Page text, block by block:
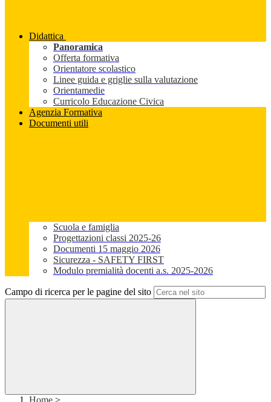
Didattica
Panoramica
Offerta formativa
Orientatore scolastico
Linee guida e griglie sulla valutazione
Orientamedie
Curricolo Educazione Civica
Agenzia Formativa
Documenti utili
Scuola e famiglia
Progettazioni classi 2025-26
Documenti 15 maggio 2026
Sicurezza - SAFETY FIRST
Modulo premialità docenti a.s. 2025-2026
Campo di ricerca per le pagine del sito